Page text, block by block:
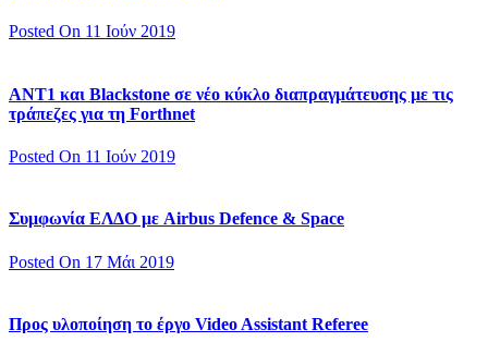
Posted On 11 Ιούν 2019
ΑΝΤ1 και Blackstone σε νέο κύκλο διαπραγμάτευσης με τις
τράπεζες για τη Forthnet
Posted On 11 Ιούν 2019
Συμφωνία ΕΛΔΟ με Airbus Defence & Space
Posted On 17 Μάι 2019
Προς υλοποίηση το έργο Video Assistant Referee